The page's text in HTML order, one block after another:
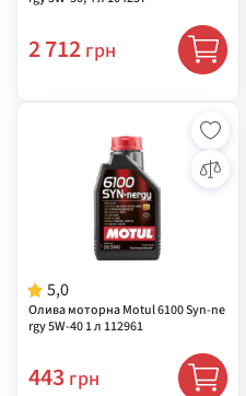
2 712 грн
5,0
Олива моторна Motul 6100 Syn-ne
rgy 5W-40 1 л 112961
443 грн